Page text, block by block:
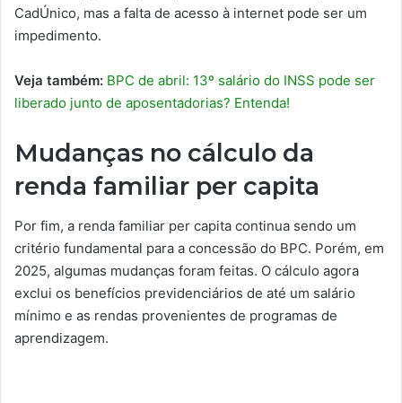
CadÚnico, mas a falta de acesso à internet pode ser um
impedimento.
Veja também: BPC de abril: 13º salário do INSS pode ser
liberado junto de aposentadorias? Entenda!
Mudanças no cálculo da
renda familiar per capita
Por fim, a renda familiar per capita continua sendo um
critério fundamental para a concessão do BPC. Porém, em
2025, algumas mudanças foram feitas. O cálculo agora
exclui os benefícios previdenciários de até um salário
mínimo e as rendas provenientes de programas de
aprendizagem.